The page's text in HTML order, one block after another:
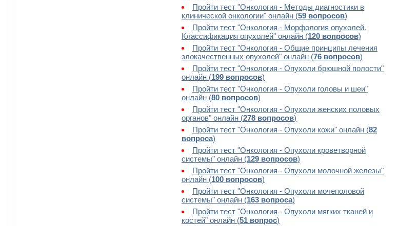
Пройти тест "Онкология - Методы диагностики в
клинической онкологии" онлайн (59 вопросов)
Пройти тест "Онкология - Морфология опухолей.
Классификация опухолей" онлайн (120 вопросов)
Пройти тест "Онкология - Общие принципы лечения
злокачественных опухолей" онлайн (76 вопросов)
Пройти тест "Онкология - Опухоли брюшной полости"
онлайн (199 вопросов)
Пройти тест "Онкология - Опухоли головы и шеи"
онлайн (80 вопросов)
Пройти тест "Онкология - Опухоли женских половых
органов" онлайн (278 вопросов)
Пройти тест "Онкология - Опухоли кожи" онлайн (82
вопроса)
Пройти тест "Онкология - Опухоли кроветворной
системы" онлайн (129 вопросов)
Пройти тест "Онкология - Опухоли молочной железы"
онлайн (100 вопросов)
Пройти тест "Онкология - Опухоли мочеполовой
системы" онлайн (163 вопроса)
Пройти тест "Онкология - Опухоли мягких тканей и
костей" онлайн (51 вопрос)